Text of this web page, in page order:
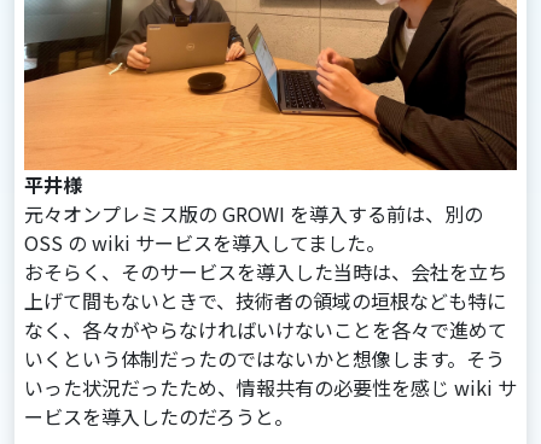
平井様
元々オンプレミス版の GROWI を導入する前は、別の
OSS の wiki サービスを導入してました。
おそらく、そのサービスを導入した当時は、会社を立ち
上げて間もないときで、技術者の領域の垣根なども特に
なく、各々がやらなければいけないことを各々で進めて
いくという体制だったのではないかと想像します。そう
いった状況だったため、情報共有の必要性を感じ wiki サ
ービスを導入したのだろうと。